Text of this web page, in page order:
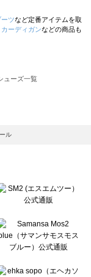
ツなど定番アイテムを取
カーディガンなどの商品も
ューズ一覧
）のシューズ一覧
一覧
ル